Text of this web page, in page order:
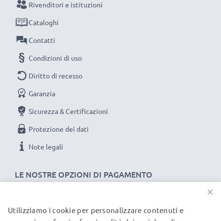
questo caricabatteria intelligente, con schermo
LCD, marcato CELLONIC. Ordina ora, spedizione
rapida e 3 anni di garanzia!
LE NOSTRE OPZIONI DI PAGAMENTO
Rivenditori e istituzioni
Cataloghi
Contatti
Condizioni di uso
Diritto di recesso
Garanzia
Sicurezza & Certificazioni
Protezione dei dati
Note legali
I NOSTRI PARTNER DI SPEDIZIONE
×
Utilizziamo i cookie per personalizzare contenuti e